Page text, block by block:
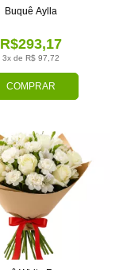
COMPRAR
3x de R$ 97,72
R$293,17
Buquê Aylla